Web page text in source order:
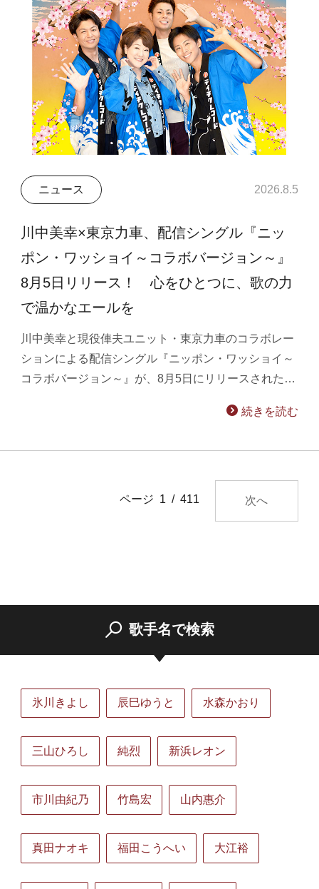
ニュース 2026.8.5
川中美幸×東京力車、配信シングル『ニッ
ポン・ワッショイ～コラボバージョン～』
8月5日リリース！ 心をひとつに、歌の力
で温かなエールを
川中美幸と現役俥夫ユニット・東京力車のコラボレー
ションによる配信シングル『ニッポン・ワッショイ～
コラボバージョン～』が、8月5日にリリースされた…
続きを読む
ページ 1 / 411 次へ
歌手名で検索
氷川きよし 辰巳ゆうと 水森かおり
三山ひろし 純烈 新浜レオン
市川由紀乃 竹島宏 山内惠介
真田ナオキ 福田こうへい 大江裕